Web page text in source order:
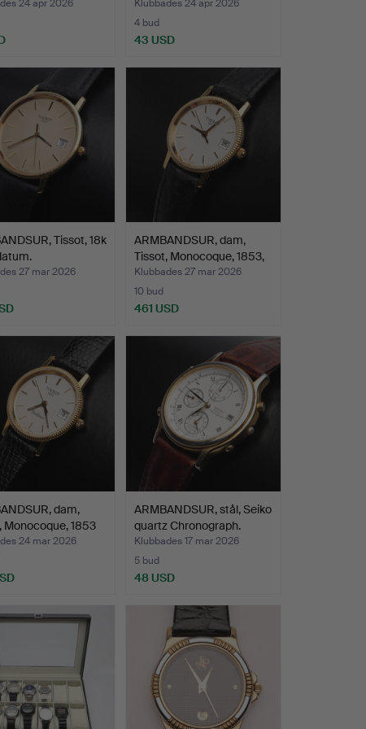
24 apr 2026
Klubbades 24 apr 2026
4 bud
43 USD
Tissot, 18k
27 mar 2026
ARMBANDSUR, dam,
Tissot, Monocoque, 1853,
…
Klubbades 27 mar 2026
10 bud
461 USD
dam,
Monocoque, 1853
24 mar 2026
ARMBANDSUR, stål, Seiko
quartz Chronograph.
Klubbades 17 mar 2026
5 bud
48 USD